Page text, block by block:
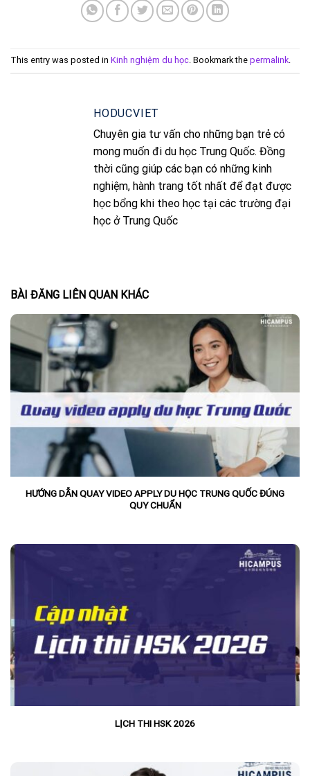
This entry was posted in Kinh nghiệm du học . Bookmark the permalink
HODUCVIET
Chuyên gia tư vấn cho những bạn trẻ có
mong muốn đi du học Trung Quốc. Đồng
thời cũng giúp các bạn có những kinh
nghiệm, hành trang tốt nhất để đạt được
học bổng khi theo học tại các trường đại
học ở Trung Quốc
BÀI ĐĂNG LIÊN QUAN KHÁC
HƯỚNG DẪN QUAY VIDEO APPLY DU HỌC TRUNG QUỐC ĐÚNG
QUY CHUẨN
LỊCH THI HSK 2026